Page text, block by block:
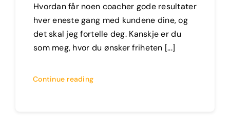
Hvordan får noen coacher gode resultater
hver eneste gang med kundene dine, og
det skal jeg fortelle deg. Kanskje er du
som meg, hvor du ønsker friheten [...]
Continue reading